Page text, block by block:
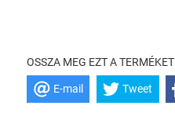
OSSZA MEG EZT A TERMÉKET
E-mail Tweet